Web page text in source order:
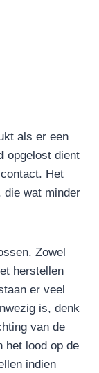
als er een
opgelost dient
Het
die wat minder
Zowel
herstellen
er veel
is, denk
van de
het lood op de
indien